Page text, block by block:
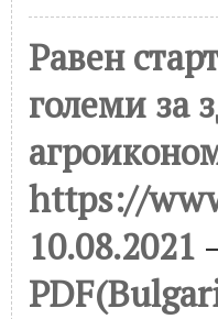
Равен
големи за
https://
10.08.2021